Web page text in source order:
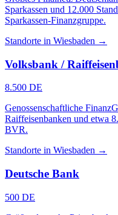
Sparkassen und 12.000
Sparkassen-Finanzgruppe.
Standorte in Wiesbaden →
Volksbank /
8.500 DE
Genossenschaftliche
Raiffeisenbanken und etwa
BVR.
Standorte in Wiesbaden →
Deutsche Bank
500 DE